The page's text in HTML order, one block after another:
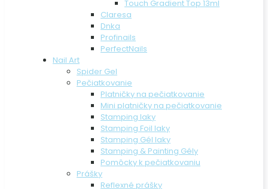
Touch Gradient Top 13ml
Claresa
Dnka
Profinails
PerfectNails
Nail Art
Spider Gel
Pečiatkovanie
Platničky na pečiatkovanie
Mini platničky na pečiatkovanie
Stamping laky
Stamping Foil laky
Stamping Gél laky
Stamping & Painting Gély
Pomôcky k pečiatkovaniu
Prášky
Reflexné prášky